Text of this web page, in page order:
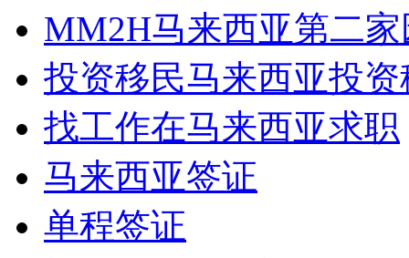
MM2H马来西亚第二家
投资移民马来西亚投资
找工作在马来西亚求职
马来西亚签证
单程签证